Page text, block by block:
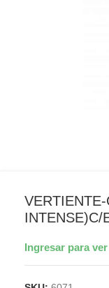
INTENSE)C/
Ingresar para